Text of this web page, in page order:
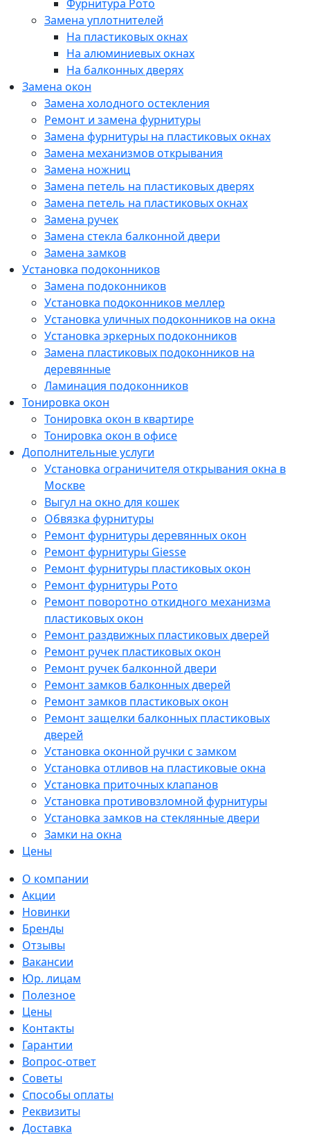
Фурнитура Рото
Замена уплотнителей
На пластиковых окнах
На алюминиевых окнах
На балконных дверях
Замена окон
Замена холодного остекления
Ремонт и замена фурнитуры
Замена фурнитуры на пластиковых окнах
Замена механизмов открывания
Замена ножниц
Замена петель на пластиковых дверях
Замена петель на пластиковых окнах
Замена ручек
Замена стекла балконной двери
Замена замков
Установка подоконников
Замена подоконников
Установка подоконников меллер
Установка уличных подоконников на окна
Установка эркерных подоконников
Замена пластиковых подоконников на
деревянные
Ламинация подоконников
Тонировка окон
Тонировка окон в квартире
Тонировка окон в офисе
Дополнительные услуги
Установка ограничителя открывания окна в
Москве
Выгул на окно для кошек
Обвязка фурнитуры
Ремонт фурнитуры деревянных окон
Ремонт фурнитуры Giesse
Ремонт фурнитуры пластиковых окон
Ремонт фурнитуры Рото
Ремонт поворотно откидного механизма
пластиковых окон
Ремонт раздвижных пластиковых дверей
Ремонт ручек пластиковых окон
Ремонт ручек балконной двери
Ремонт замков балконных дверей
Ремонт замков пластиковых окон
Ремонт защелки балконных пластиковых
дверей
Установка оконной ручки с замком
Установка отливов на пластиковые окна
Установка приточных клапанов
Установка противовзломной фурнитуры
Установка замков на стеклянные двери
Замки на окна
Цены
О компании
Акции
Новинки
Бренды
Отзывы
Вакансии
Юр. лицам
Полезное
Цены
Контакты
Гарантии
Вопрос-ответ
Советы
Способы оплаты
Реквизиты
Доставка